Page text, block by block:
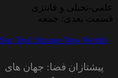
علمی-تخیلی و فانتزی
قسمت بعدی: جمعه
Star Trek: Strange New Worlds
پیشتازان فضا: جهان های